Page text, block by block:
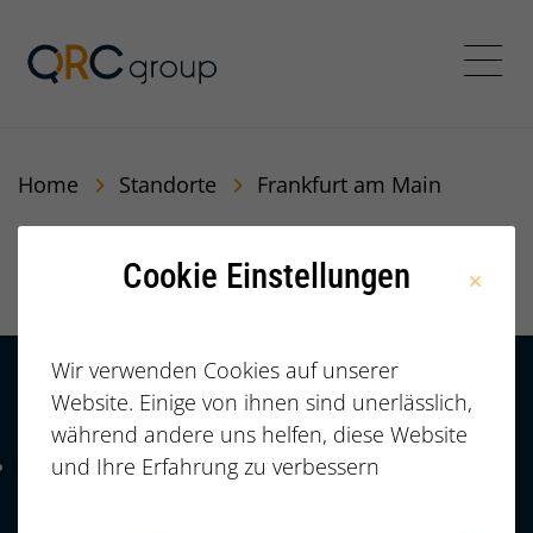
QRC Personalberatung
Home Standorte Frankfurt am Main
Frankfurt am Main
Kontakt
+49 (0)
911/23733277
Telefonnummer: 4 9 0 9 1 1 2 3 7 3 3 2 7 7
HÄUFIGE FRAGEN |
FAQ
Cookie Einstellungen
Wir verwenden Cookies auf unserer
Website. Einige von ihnen sind unerlässlich,
während andere uns helfen, diese Website
und Ihre Erfahrung zu verbessern